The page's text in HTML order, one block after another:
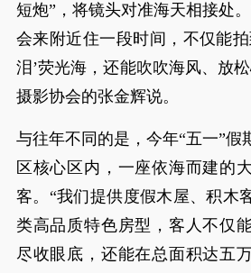
短炮”，将镜头对准海天相接处
会来附近住一段时间，不仅能
泪’荧光海，还能吹吹海风、放
摄影协会的张金辉说。
与往年不同的是，今年“五一”假
区核心区内，一座依海而建的
客。“我们提供度假木屋、积木
类高品质特色房型，客人不仅
尽收眼底，还能在总面积达五